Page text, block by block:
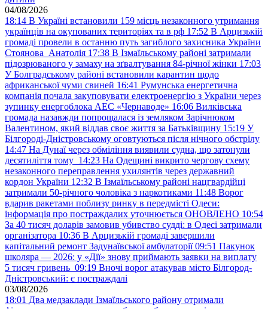
04/08/2026
18:14 В Україні встановили 159 місць незаконного утримання
українців на окупованих територіях та в рф 17:52 В Арцизькій
громаді провели в останню путь загиблого захисника України
Стоянова Анатолія 17:38 В Ізмаїльському районі затримали
підозрюваного у замаху на зґвалтування 84-річної жінки 17:03
У Болградському районі встановили карантин щодо
африканської чуми свиней 16:41 Румунська енергетична
компанія почала закуповувати електроенергію з України через
зупинку енергоблока АЕС «Чернаводе» 16:06 Вилківська
громада назавжди попрощалася із земляком Зарічнюком
Валентином, який віддав своє життя за Батьківщину 15:19 У
Білгороді-Дністровському оговтуються після нічного обстрілу
14:47 На Дунаї через обміління виявили судна, що затонули
десятиліття тому 14:23 На Одещині викрито чергову схему
незаконного переправлення ухилянтів через державний
кордон України 12:32 В Ізмаїльському районі нацгвардійці
затримали 50-річного чоловіка з наркотиками 11:48 Ворог
вдарив ракетами поблизу ринку в передмісті Одеси:
інформація про постраждалих уточнюється ОНОВЛЕНО 10:54
За 40 тисяч доларів замовив убивство судді: в Одесі затримали
організатора 10:36 В Арцизькій громаді завершили
капітальний ремонт Задунаївської амбулаторії 09:51 Пакунок
школяра — 2026: у «Дії» знову приймають заявки на виплату
5 тисяч гривень 09:19 Вночі ворог атакував місто Білгород-
Дністровський: є постраждалі
03/08/2026
18:01 Два медзаклади Ізмаїльського району отримали